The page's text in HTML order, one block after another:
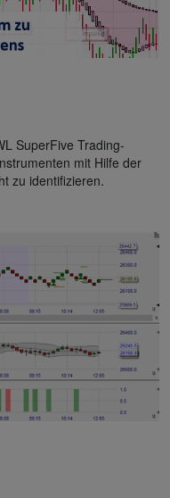
SuperFive Trading-
mit Hilfe der
zu identifizieren.